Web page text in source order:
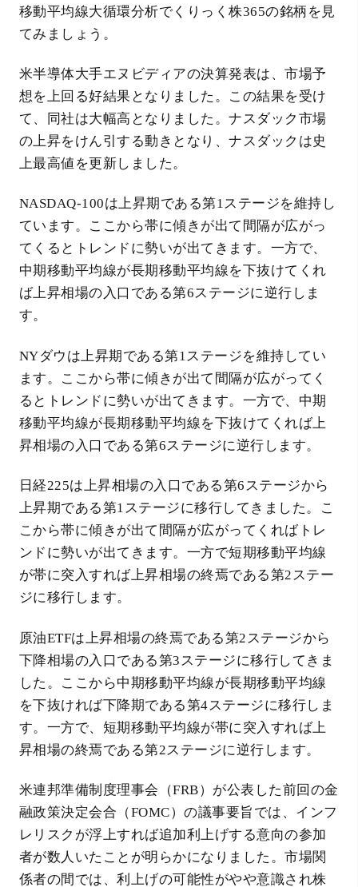
移動平均線大循環分析でくりっく株365の銘柄を見
てみましょう。
米半導体大手エヌビディアの決算発表は、市場予
想を上回る好結果となりました。この結果を受け
て、同社は大幅高となりました。ナスダック市場
の上昇をけん引する動きとなり、ナスダックは史
上最高値を更新しました。
NASDAQ-100は上昇期である第1ステージを維持し
ています。ここから帯に傾きが出て間隔が広がっ
てくるとトレンドに勢いが出てきます。一方で、
中期移動平均線が長期移動平均線を下抜けてくれ
ば上昇相場の入口である第6ステージに逆行しま
す。
NYダウは上昇期である第1ステージを維持してい
ます。ここから帯に傾きが出て間隔が広がってく
るとトレンドに勢いが出てきます。一方で、中期
移動平均線が長期移動平均線を下抜けてくれば上
昇相場の入口である第6ステージに逆行します。
日経225は上昇相場の入口である第6ステージから
上昇期である第1ステージに移行してきました。こ
こから帯に傾きが出て間隔が広がってくればトレ
ンドに勢いが出てきます。一方で短期移動平均線
が帯に突入すれば上昇相場の終焉である第2ステー
ジに移行します。
原油ETFは上昇相場の終焉である第2ステージから
下降相場の入口である第3ステージに移行してきま
した。ここから中期移動平均線が長期移動平均線
を下抜ければ下降期である第4ステージに移行しま
す。一方で、短期移動平均線が帯に突入すれば上
昇相場の終焉である第2ステージに逆行します。
米連邦準備制度理事会（FRB）が公表した前回の金
融政策決定会合（FOMC）の議事要旨では、インフ
レリスクが浮上すれば追加利上げする意向の参加
者が数人いたことが明らかになりました。市場関
係者の間では、利上げの可能性がやや意識され株